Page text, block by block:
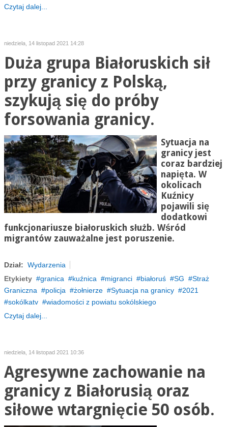
Czytaj dalej...
niedziela, 14 listopad 2021 14:28
Duża grupa Białoruskich sił
przy granicy z Polską,
szykują się do próby
forsowania granicy.
Sytuacja na
granicy jest
coraz bardziej
napięta. W
okolicach
Kuźnicy
pojawili się
dodatkowi
funkcjonariusze białoruskich służb. Wśród
migrantów zauważalne jest poruszenie.
Dział: Wydarzenia
Etykiety
granica kuźnica migranci białoruś SG
Straż
Graniczna
policja żołnierze Sytuacja na granicy
2021
sokólkatv
wiadomości z powiatu sokólskiego
Czytaj dalej...
niedziela, 14 listopad 2021 10:36
Agresywne zachowanie na
granicy z Białorusią oraz
siłowe wtargnięcie 50 osób.